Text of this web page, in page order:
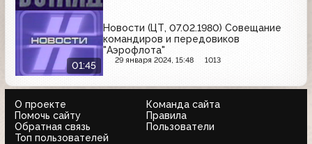
01:45
Новости (ЦТ, 07.02.1980) Совещание
командиров и передовиков
"Аэрофлота"
29 января 2024, 15:48 1013
О проекте
Команда сайта
Помочь сайту
Правила
Обратная связь
Пользователи
Топ пользователей